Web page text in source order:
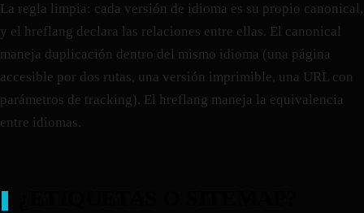
La regla limpia: cada versión de idioma es su propio canonical,
y el hreflang declara las relaciones entre ellas. El canonical
maneja duplicación dentro del mismo idioma (una página
accesible por dos rutas, una versión imprimible, una URL con
parámetros de tracking). El hreflang maneja la equivalencia
entre idiomas.